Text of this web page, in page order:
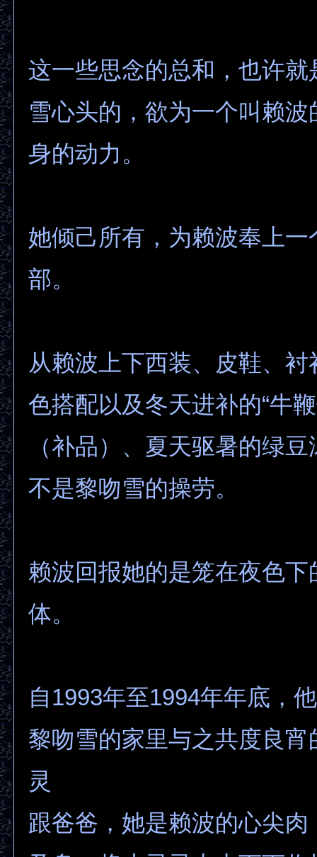
这一些思念的总和，也许就
雪心头的，欲为一个叫赖波
身的动力。
她倾己所有，为赖波奉上一
部。
从赖波上下西装、皮鞋、
色搭配以及冬天进补的“牛
（补品）、夏天驱暑的绿
不是黎吻雪的操劳。
赖波回报她的是笼在夜色下
体。
自1993年至1994年年底，
黎吻雪的家里与之共度良宵
灵
跟爸爸，她是赖波的心尖肉